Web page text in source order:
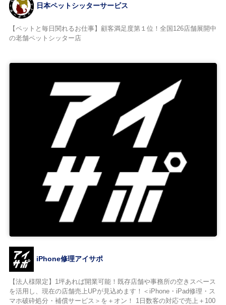
日本ペットシッターサービス
【ペットと毎日関れるお仕事】顧客満足度第１位！全国126店舗展開中
の老舗ペットシッター店
iPhone修理アイサポ
【法人様限定】1坪あれば開業可能！既存店舗や事務所の空きスペース
を活用し、現在の店舗売上UPが見込めます！＜iPhone・iPad修理・ス
マホ破砕処分・補償サービス＞を＋オン！ 1日数客の対応で売上＋100